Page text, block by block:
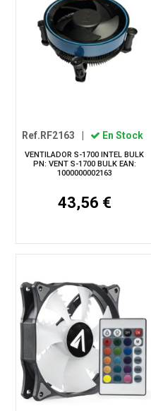
Ref.RF2163 En Stock
VENTILADOR S-1700 INTEL BULK
PN: VENT S-1700 BULK EAN:
1000000002163
43,56 €